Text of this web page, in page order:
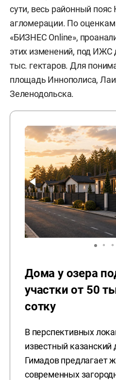
сути, весь районный пояс
агломерации. По
«БИЗНЕС Online»,
этих изменений, под
тыс. гектаров. Для
площадь Иннополиса,
Зеленодольска.
Дома у озера
участки от 50
сотку
В перспективных
известный казанский
Гимадов предлагает
современных